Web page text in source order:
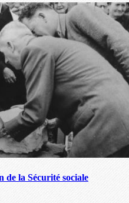
de la Sécurité sociale